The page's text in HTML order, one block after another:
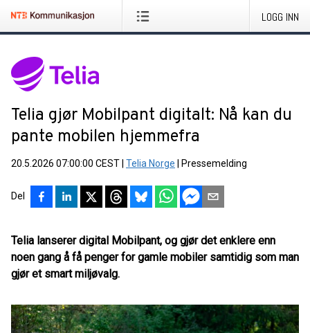
LOGG INN
Telia gjør Mobilpant digitalt: Nå kan du
pante mobilen hjemmefra
20.5.2026 07:00:00 CEST Telia Norge Pressemelding
Del
Telia lanserer digital Mobilpant, og gjør det enklere enn
noen gang å få penger for gamle mobiler samtidig som man
gjør et smart miljøvalg.